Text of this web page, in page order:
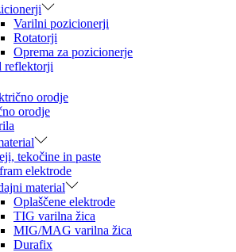
Varilni pozicionerji
Rotatorji
Oprema za pozicionerje
reflektorji
orodje
orodje
tekočine in paste
elektrode
material
Oplaščene elektrode
TIG varilna žica
MIG/MAG varilna žica
Durafix